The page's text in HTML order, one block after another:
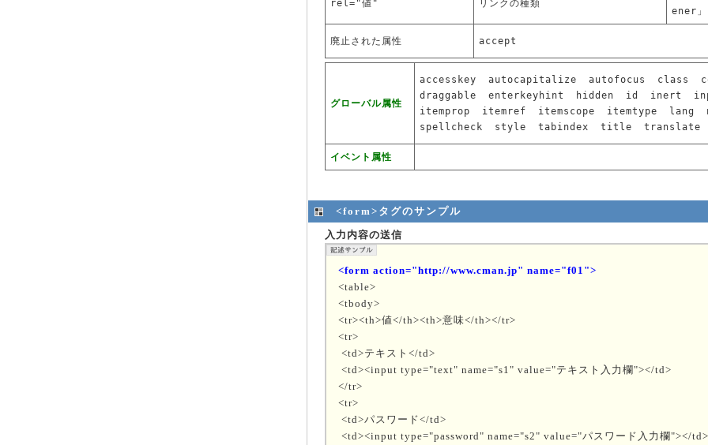
rel="値" リンクの種類
ener」
廃止された属性 accept
グローバル属性
accesskey autocapitalize autofocus class
draggable
enterkeyhint hidden id inert
itemprop
itemref itemscope itemtype lang
spellcheck
style tabindex title translate
イベント属性
<form>タグのサンプル
入力内容の送信
<form action="http://www.cman.jp" name="f01">
<table>
<tbody>
<tr><th>値</th><th>意味</th></tr>
<tr>
<td>テキスト</td>
<td><input type="text" name="s1" value="テキスト入力欄"></td>
</tr>
<tr>
<td>パスワード</td>
<td><input type="password" name="s2" value="パスワード入力欄"></td>